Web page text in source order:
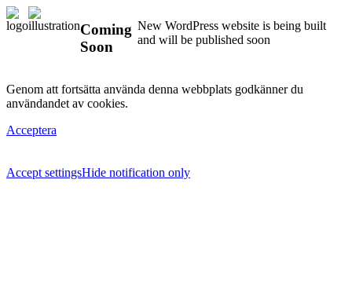
Coming
Soon
New WordPress website is being built
and will be published soon
Genom att fortsätta använda denna webbplats godkänner du
användandet av cookies.
Acceptera
Accept settingsHide notification only